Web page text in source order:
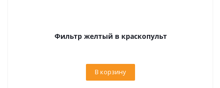
Фильтр желтый в краскопульт
В корзину